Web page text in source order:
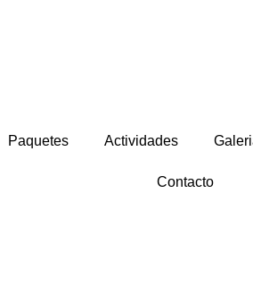
Paquetes Actividades
Contacto